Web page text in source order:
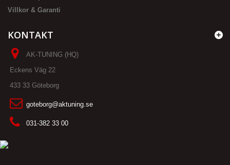
Villkor & Garanti
KONTAKT
AK-TUNING (HQ)
Eckens Väg 22
433 33 Göteborg
goteborg@aktuning.se
031-382 33 00